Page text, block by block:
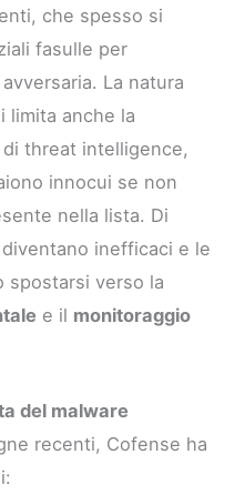
che spesso si
fasulle per
La natura
limita anche la
threat intelligence,
innocui se non
nella lista. Di
inefficaci e le
spostarsi verso la
e il monitoraggio
del malware
recenti, Cofense ha